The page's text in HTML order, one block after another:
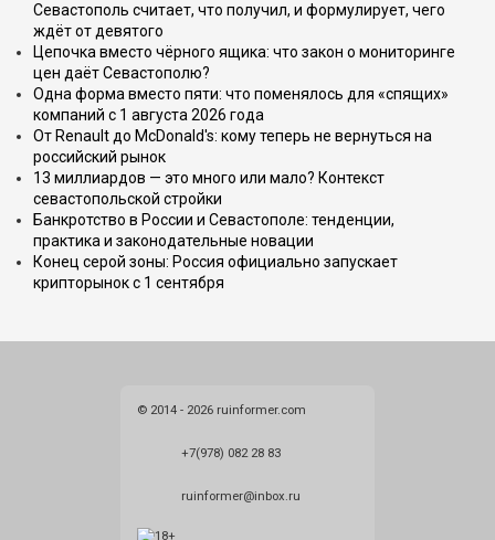
Севастополь считает, что получил, и формулирует, чего
ждёт от девятого
Цепочка вместо чёрного ящика: что закон о мониторинге
цен даёт Севастополю?
Одна форма вместо пяти: что поменялось для «спящих»
компаний с 1 августа 2026 года
От Renault до McDonald's: кому теперь не вернуться на
российский рынок
13 миллиардов — это много или мало? Контекст
севастопольской стройки
Банкротство в России и Севастополе: тенденции,
практика и законодательные новации
Конец серой зоны: Россия официально запускает
крипторынок с 1 сентября
© 2014 - 2026 ruinformer.com
+7(978) 082 28 83
ruinformer@inbox.ru